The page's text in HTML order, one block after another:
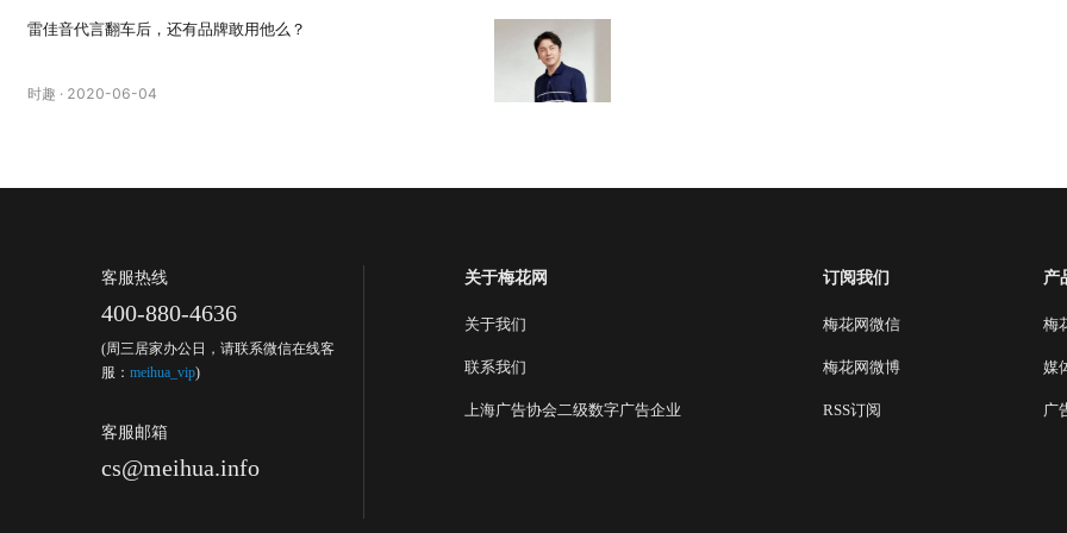
雷佳音代言翻车后，还有品牌敢用他么？
时趣 · 2020-06-04
客服热线
400-880-4636
(周三居家办公日，请联系微信在线客
服： meihua_vip)
客服邮箱
cs@meihua.info
关于梅花网
关于我们
联系我们
上海广告协会二级数字广告企业
订阅我们
梅花网微信
梅花网微博
RSS订阅
产
梅
媒
广